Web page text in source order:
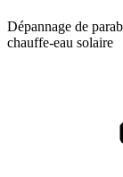
Dépannage de
chauffe-eau solaire